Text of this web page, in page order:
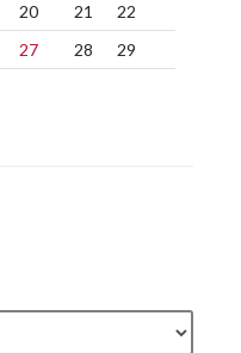
20 21
22
27 28
29